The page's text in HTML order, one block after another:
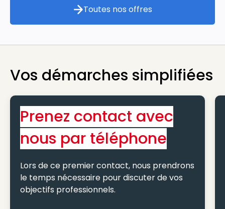
Toutes nos offres
Toutes nos offres
Vos démarches simplifiées
Prenez contact avec
nous par téléphone
Lors de ce premier contact, nous prendrons
le temps nécessaire pour discuter de vos
objectifs professionnels.